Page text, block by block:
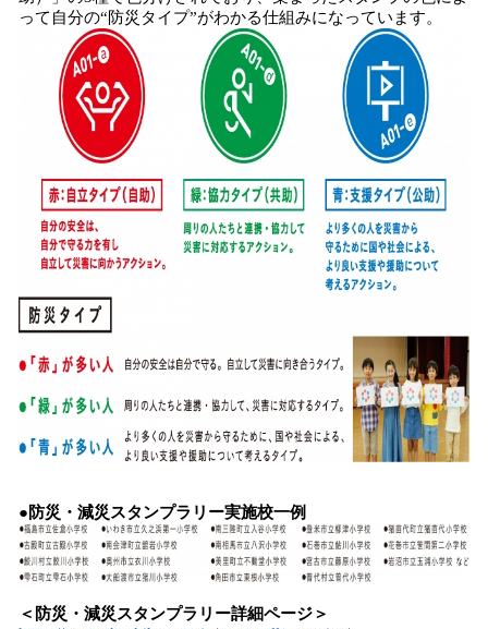
って自分の“防災タイプ”がわかる仕組みになっています。
●防災・減災スタンプラリー実施校一例
＜防災・減災スタンプラリー詳細ページ＞